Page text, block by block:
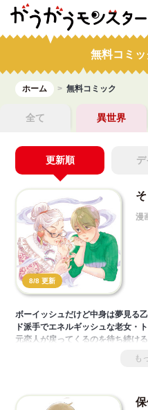
無料コミ
ホーム 無料コミック
全て 異世界
更新順
8/8 更新
漫
ボーイッシュだけど中身は夢見る乙
ド派手でエネルギッシュな老女・ト
元恋人が戻ってくるのを待ち続け
せつない想いを抱きしめ合う、年
も